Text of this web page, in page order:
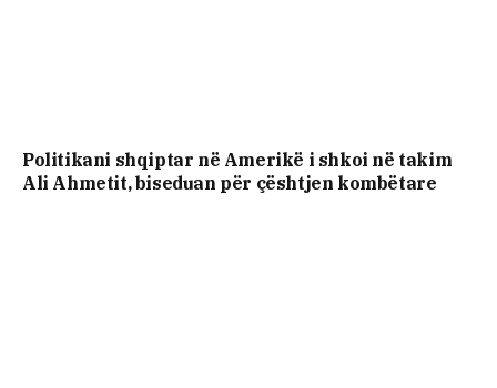
Politikani shqiptar në Amerikë i shkoi në takim
Ali Ahmetit, biseduan për çështjen kombëtare